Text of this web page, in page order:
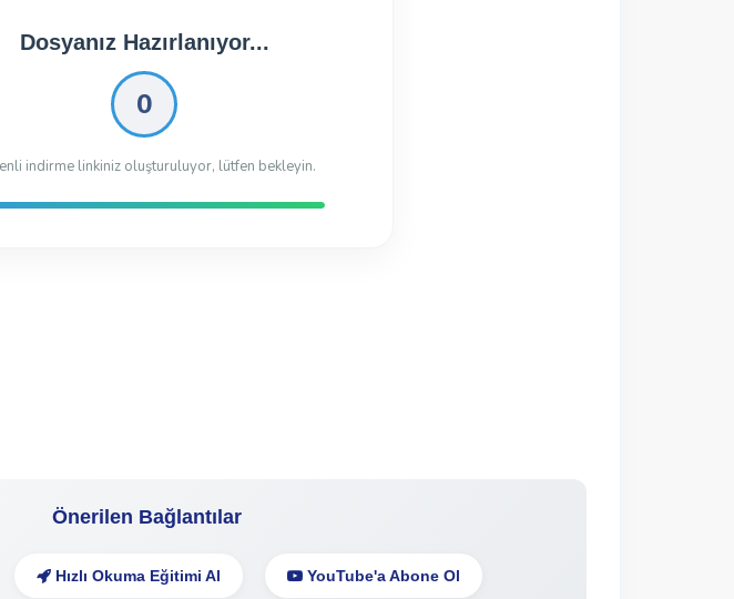
Dosyanız İndirilmeye Hazır!
Dosyayı İndir
1.6 Mb 116 kez indirildi
Önerilen Bağlantılar
Hızlı Okuma Eğitimi Al YouTube'a Abone Ol